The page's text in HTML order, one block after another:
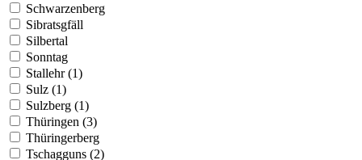
Schwarzenberg
Sibratsgfäll
Silbertal
Sonntag
Stallehr (1)
Sulz (1)
Sulzberg (1)
Thüringen (3)
Thüringerberg
Tschagguns (2)